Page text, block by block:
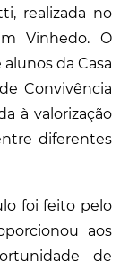
realizada no
Vinhedo. O
da Casa
Convivência
à valorização
diferentes
foi feito pelo
aos
de